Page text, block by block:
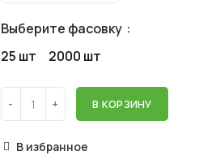
Выберите фасовку
25 шт
2000 шт
В КОРЗИНУ
В избранное